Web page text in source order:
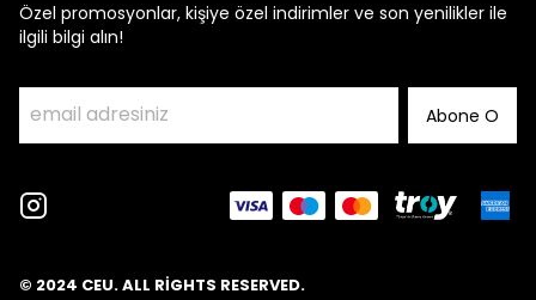
Özel promosyonlar, kişiye özel indirimler ve son yenilikler ile
ilgili bilgi alın!
Abone O
© 2024 CEU. ALL RİGHTS RESERVED.